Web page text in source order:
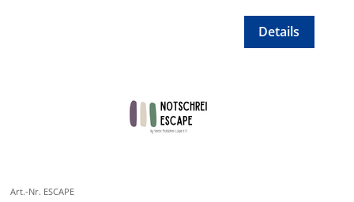
Details
Art.-Nr. ESCAPE